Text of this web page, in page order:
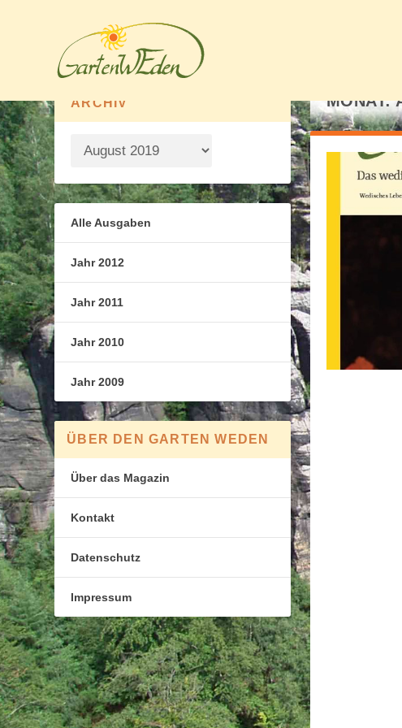
MONAT:
ARCHIV
Alle Ausgaben
Jahr 2012
Jahr 2011
Jahr 2010
Jahr 2009
ÜBER DEN GARTEN WEDEN
Über das Magazin
Kontakt
Datenschutz
Impressum